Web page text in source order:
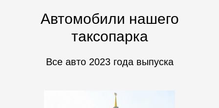
Автомобили нашего
таксопарка
Все авто 2023 года выпуска